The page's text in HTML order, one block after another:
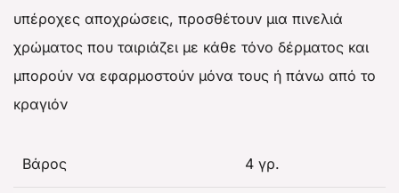
υπέροχες αποχρώσεις, προσθέτουν μια πινελιά
χρώματος που ταιριάζει με κάθε τόνο δέρματος και
μπορούν να εφαρμοστούν μόνα τους ή πάνω από το
κραγιόν
Βάρος 4 γρ.